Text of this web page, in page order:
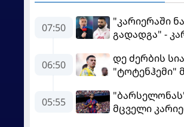
07:50
"კარიერაში
გადადგა" -
06:50
დე ძერბის
"ტოტენჰემი"
05:55
მცველი